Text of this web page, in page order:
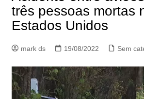
três pessoas mortas
Estados Unidos
mark ds 19/08/2022 Sem